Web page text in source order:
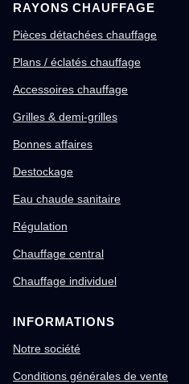
RAYONS CHAUFFAGE
Pièces détachées chauffage
Plans / éclatés chauffage
Accessoires chauffage
Grilles & demi-grilles
Bonnes affaires
Destockage
Eau chaude sanitaire
Régulation
Chauffage central
Chauffage individuel
INFORMATIONS
Notre société
Conditions générales de vente